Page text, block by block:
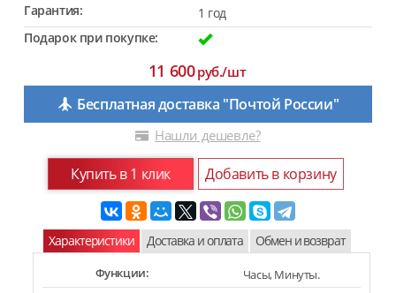
Гарантия:
1 год
Подарок при покупке:
11 600руб./шт
Бесплатная доставка "Почтой России"
Нашли дешевле?
Купить в 1 клик Добавить в корзину
Характеристики Доставка и оплата Обмен и возврат
Функции:
Часы, Минуты.